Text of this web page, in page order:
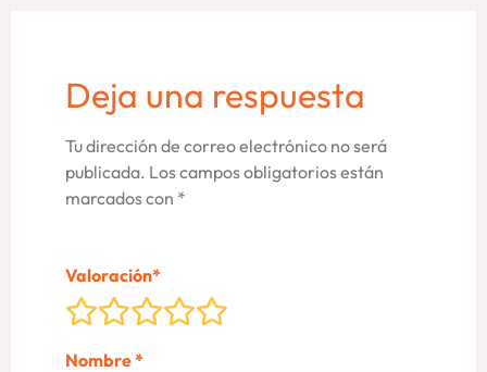
Deja una respuesta
Tu dirección de correo electrónico no será
publicada. Los campos obligatorios están
marcados con *
Valoración*
Nombre*